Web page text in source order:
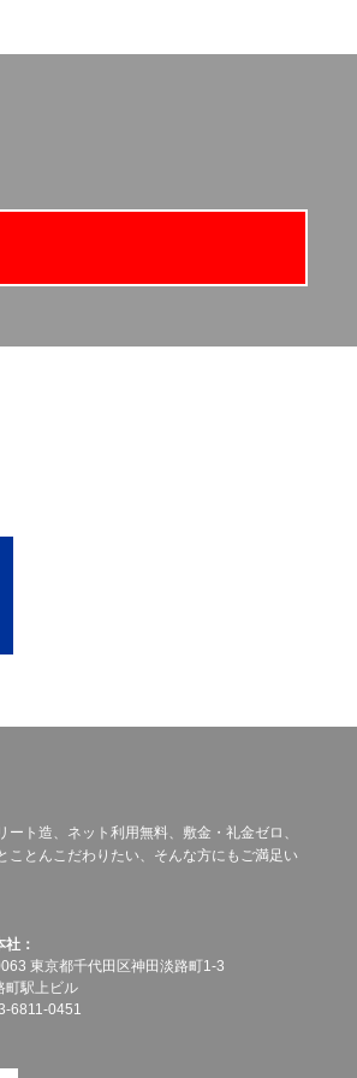
ト造、ネット利用無料、敷金・礼金ゼロ、
ことんこだわりたい、そんな方にもご満足い
：
東京都千代田区神田淡路町1-3
町駅上ビル
6811-0451